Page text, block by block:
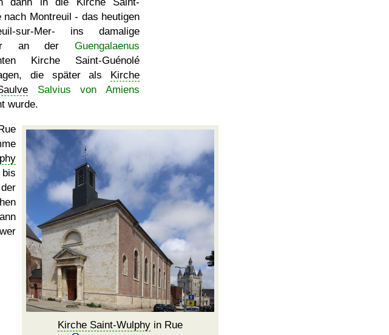
nach Montreuil - das heutigen
sur-Mer- ins damalige
an der Guengalaenus
Kirche Saint-Guénolé
die später als Kirche
Salvius von Amiens
wurde.
Kirche Saint-Wulphy in Rue